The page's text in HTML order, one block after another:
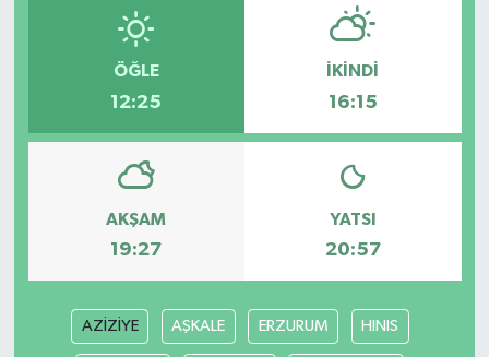
ÖĞLE
12:25
İKINDI
16:15
AKŞAM
19:27
YATSI
20:57
AZİZİYE AŞKALE ERZURUM HINIS